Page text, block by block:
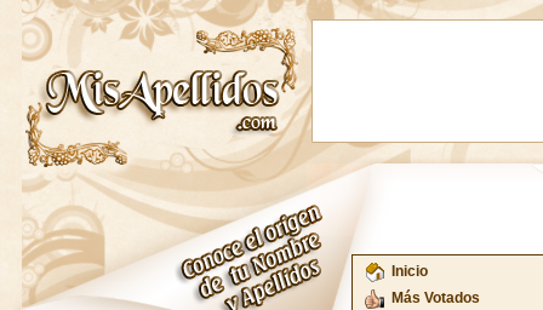
Inicio
Más Votados